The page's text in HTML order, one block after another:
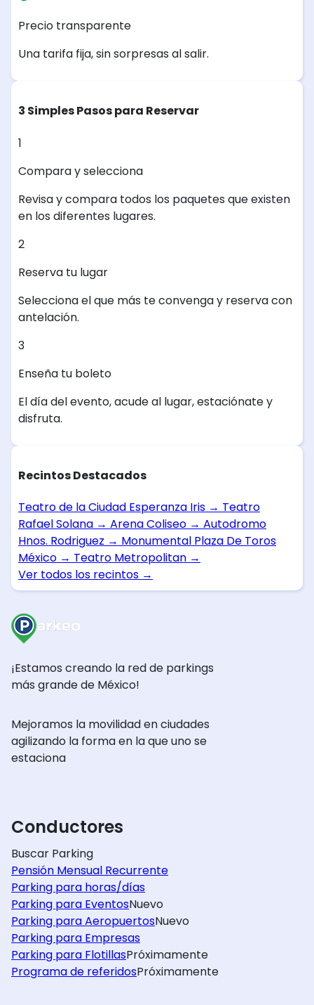
Precio transparente
Una tarifa fija, sin sorpresas al salir.
3 Simples Pasos para Reservar
1
Compara y selecciona
Revisa y compara todos los paquetes que existen
en los diferentes lugares.
2
Reserva tu lugar
Selecciona el que más te convenga y reserva con
antelación.
3
Enseña tu boleto
El día del evento, acude al lugar, estaciónate y
disfruta.
Recintos Destacados
Teatro de la Ciudad Esperanza Iris → Teatro
Rafael Solana → Arena Coliseo → Autodromo
Hnos. Rodriguez → Monumental Plaza De Toros
México → Teatro Metropolitan →
Ver todos los recintos →
¡Estamos creando la red de parkings
más grande de México!
Mejoramos la movilidad en ciudades
agilizando la forma en la que uno se
estaciona
Conductores
Buscar Parking
Pensión Mensual Recurrente
Parking para horas/días
Parking para EventosNuevo
Parking para AeropuertosNuevo
Parking para Empresas
Parking para FlotillasPróximamente
Programa de referidosPróximamente